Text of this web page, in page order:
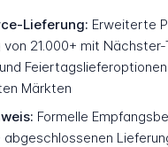
Lieferung: Erweiterte
21.000+ mit
Feiertagslieferoptionen
Märkten
Formelle
abgeschlossenen